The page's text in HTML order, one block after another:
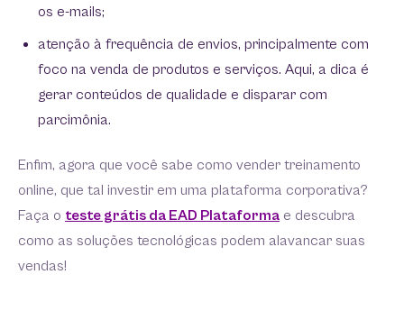
os e-mails;
atenção à frequência de envios, principalmente com
foco na venda de produtos e serviços. Aqui, a dica é
gerar conteúdos de qualidade e disparar com
parcimônia.
Enfim, agora que você sabe como vender treinamento
online, que tal investir em uma plataforma corporativa?
Faça o teste grátis da EAD Plataforma e descubra
como as soluções tecnológicas podem alavancar suas
vendas!